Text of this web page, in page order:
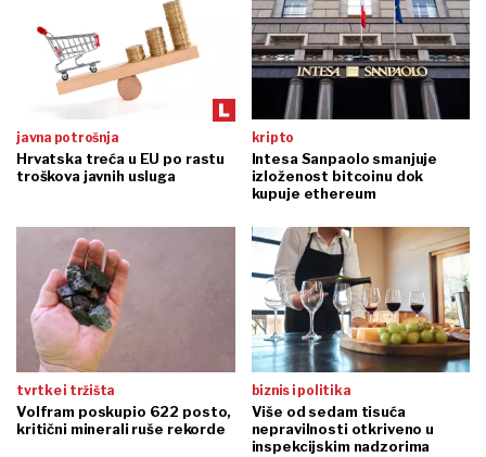
javna potrošnja
Hrvatska treća u EU po rastu
troškova javnih usluga
kripto
Intesa Sanpaolo smanjuje
izloženost bitcoinu dok
kupuje ethereum
tvrtke i tržišta
Volfram poskupio 622 posto,
kritični minerali ruše rekorde
biznis i politika
Više od sedam tisuća
nepravilnosti otkriveno u
inspekcijskim nadzorima